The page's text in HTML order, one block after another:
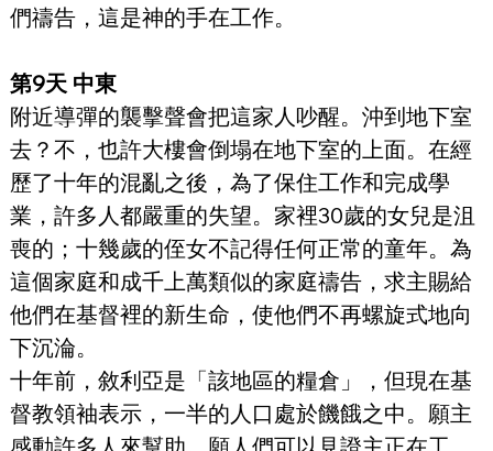
們禱告，這是神的手在工作。
第9天 中東
附近導彈的襲擊聲會把這家人吵醒。沖到地下室
去？不，也許大樓會倒塌在地下室的上面。在經
歷了十年的混亂之後，為了保住工作和完成學
業，許多人都嚴重的失望。家裡30歲的女兒是沮
喪的；十幾歲的侄女不記得任何正常的童年。為
這個家庭和成千上萬類似的家庭禱告，求主賜給
他們在基督裡的新生命，使他們不再螺旋式地向
下沉淪。
十年前，敘利亞是「該地區的糧倉」，但現在基
督教領袖表示，一半的人口處於饑餓之中。願主